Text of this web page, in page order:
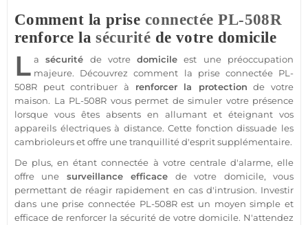
Comment la prise connectée PL-508R
renforce lasécurité de votre domicile
L asécurité de votredomicile est une préoccupation
majeure. Découvrez comment la prise connectée PL-
508R peut contribuer à renforcer la protection de votre
maison. La PL-508R vous permet de simuler votre présence
lorsque vous êtes absents en allumant et éteignant vos
appareils électriques à distance. Cette fonction dissuade les
cambrioleurs et offre une tranquillité d'esprit supplémentaire.
De plus, en étantconnectée à votre centrale d'alarme, elle
offre une surveillanceefficace de votre domicile, vous
permettant de réagir rapidement en cas d'intrusion. Investir
dans une prise connectée PL-508Rest un moyen simple et
efficace de renforcer la sécurité de votre domicile. N'attendez